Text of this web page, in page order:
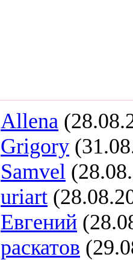
Allena
Grigory
Samvel
uriart
Евгений
раскатов